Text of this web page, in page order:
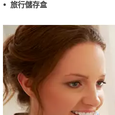
旅行儲存盒